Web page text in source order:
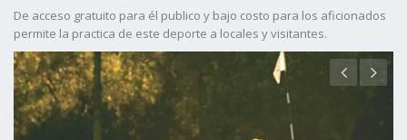
De acceso gratuito para él publico y bajo costo para los aficionados
permite la practica de este deporte a locales y visitantes.